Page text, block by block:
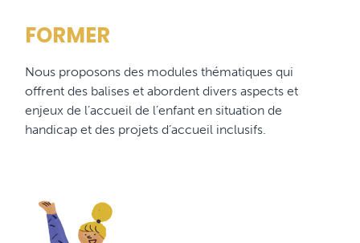
FORMER
Nous proposons des modules thématiques qui
offrent des balises et abordent divers aspects et
enjeux de l’accueil de l’enfant en situation de
handicap et des projets d’accueil inclusifs.